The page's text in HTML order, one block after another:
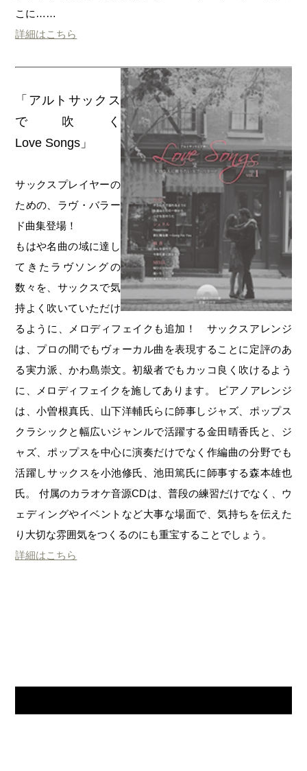
こに……
詳細はこちら
「アルトサックス
で吹く
Love Songs」
サックスプレイヤーの
ための、ラヴ・バラー
ド曲集登場！
もはや名曲の域に達し
てきたラヴソングの
数々を、サックスで気
持よく吹いていただけ
るように、メロディフェイクも追加！ サックスアレンジ
は、プロの間でもヴォーカル曲を表現することに定評のあ
る実力派、かわ島崇文。初級者でもカッコ良く吹けるよう
に、メロディフェイクを施してあります。 ピアノアレンジ
は、小曽根真氏、山下洋輔氏らに師事しジャズ、ポップス
クラシックと幅広いジャンルで活躍する金田晴香氏と、ジ
ャズ、ポップスを中心に演奏だけでなく作編曲の分野でも
活躍しサックスを小池修氏、池田篤氏に師事する森本雄也
氏。 付属のカラオケ音源CDは、普段の練習だけでなく、ウ
ェディングやイベントなど大事な場面で、気持ちを伝えた
り大切な雰囲気をつくるのにも重宝することでしょう。
詳細はこちら